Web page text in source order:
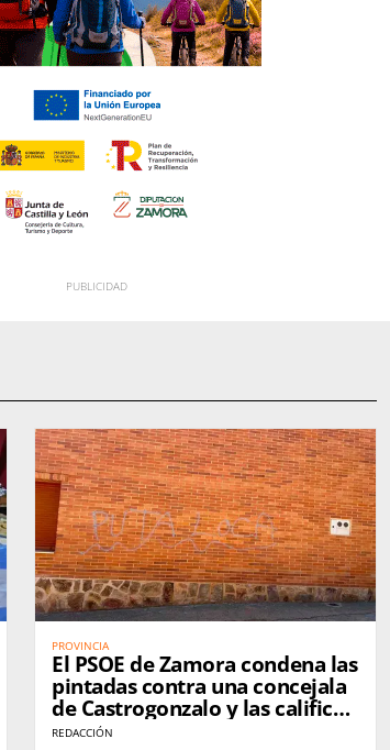
PROVINCIA
El PSOE de Zamora condena las
pintadas contra una concejala
de Castrogonzalo y las califica
de "ataque a la democracia"
REDACCIÓN